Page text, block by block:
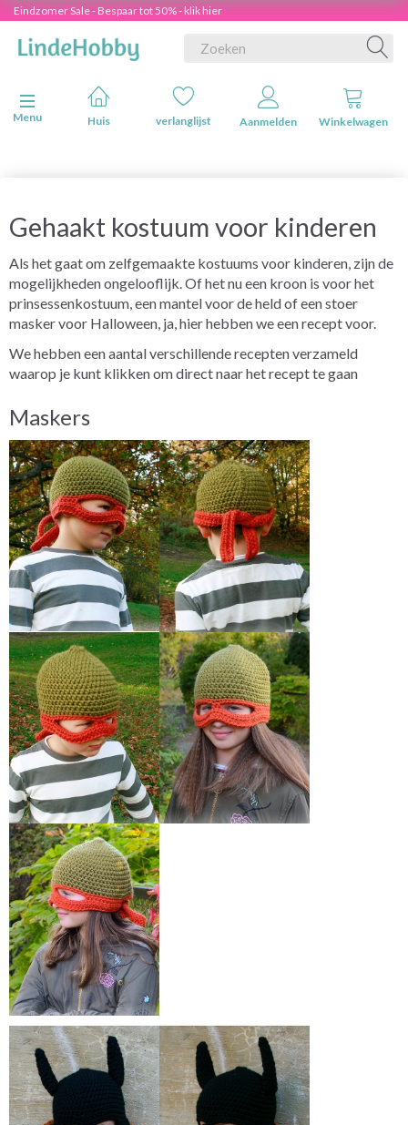
Eindzomer Sale - Bespaar tot 50% - klik hier
Navigatie in-/uitschakelen
Menu
Huis verlanglijst Aanmelden Winkelwagen
Gehaakt kostuum voor kinderen
Als het gaat om zelfgemaakte kostuums voor kinderen, zijn de
mogelijkheden ongelooflijk. Of het nu een kroon is voor het
prinsessenkostuum, een mantel voor de held of een stoer
masker voor Halloween, ja, hier hebben we een recept voor.
We hebben een aantal verschillende recepten verzameld
waarop je kunt klikken om direct naar het recept te gaan
Maskers